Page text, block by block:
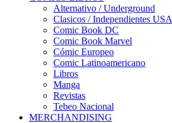
Alternativo / Underground
Clasicos / Independientes USA
Comic Book DC
Comic Book Marvel
Cómic Europeo
Comic Latinoamericano
Libros
Manga
Revistas
Tebeo Nacional
MERCHANDISING